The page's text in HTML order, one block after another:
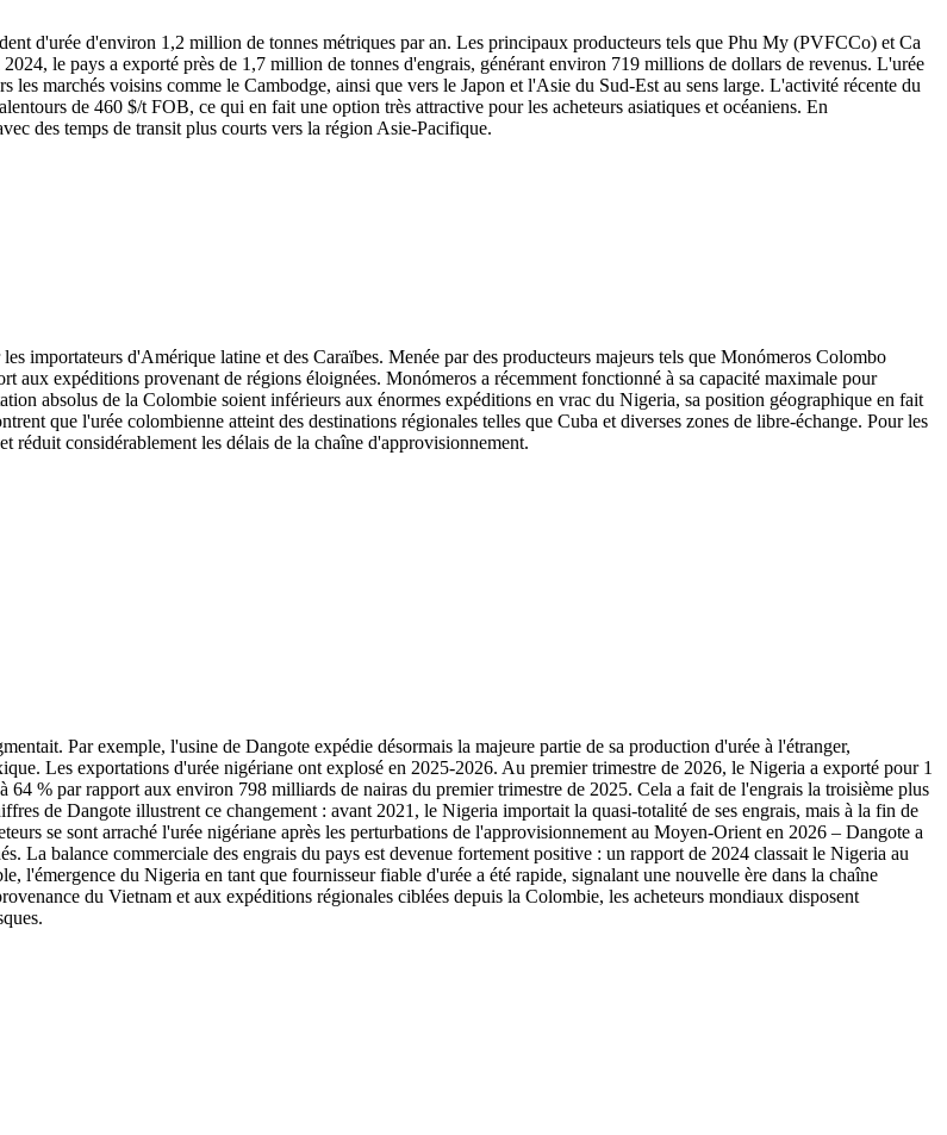
d'urée d'environ 1,2 million de tonnes métriques par an. Les principaux producteurs tels que Phu My (PVFCCo) et Ca
le pays a exporté près de 1,7 million de tonnes d'engrais, générant environ 719 millions de dollars de revenus. L'urée
marchés voisins comme le Cambodge, ainsi que vers le Japon et l'Asie du Sud-Est au sens large. L'activité récente du
de 460 $/t FOB, ce qui en fait une option très attractive pour les acheteurs asiatiques et océaniens. En
des temps de transit plus courts vers la région Asie-Pacifique.
importateurs d'Amérique latine et des Caraïbes. Menée par des producteurs majeurs tels que Monómeros Colombo
aux expéditions provenant de régions éloignées. Monómeros a récemment fonctionné à sa capacité maximale pour
absolus de la Colombie soient inférieurs aux énormes expéditions en vrac du Nigeria, sa position géographique en fait
que l'urée colombienne atteint des destinations régionales telles que Cuba et diverses zones de libre-échange. Pour les
réduit considérablement les délais de la chaîne d'approvisionnement.
Par exemple, l'usine de Dangote expédie désormais la majeure partie de sa production d'urée à l'étranger,
Les exportations d'urée nigériane ont explosé en 2025-2026. Au premier trimestre de 2026, le Nigeria a exporté pour 1
% par rapport aux environ 798 milliards de nairas du premier trimestre de 2025. Cela a fait de l'engrais la troisième plus
de Dangote illustrent ce changement : avant 2021, le Nigeria importait la quasi-totalité de ses engrais, mais à la fin de
se sont arraché l'urée nigériane après les perturbations de l'approvisionnement au Moyen-Orient en 2026 – Dangote a
La balance commerciale des engrais du pays est devenue fortement positive : un rapport de 2024 classait le Nigeria au
l'émergence du Nigeria en tant que fournisseur fiable d'urée a été rapide, signalant une nouvelle ère dans la chaîne
du Vietnam et aux expéditions régionales ciblées depuis la Colombie, les acheteurs mondiaux disposent